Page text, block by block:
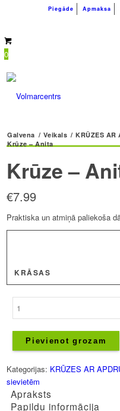
Piegāde Apmaksa
0
Galvena / Veikals / KRŪZES AR
Krūze – Anita
Krūze –
€7.99
Praktiska un atmiņā paliekoša
KRĀSAS
daudzums
Pievienot grozam
Kategorijas: KRŪZES AR
sievietēm
Apraksts
Papildu informācija